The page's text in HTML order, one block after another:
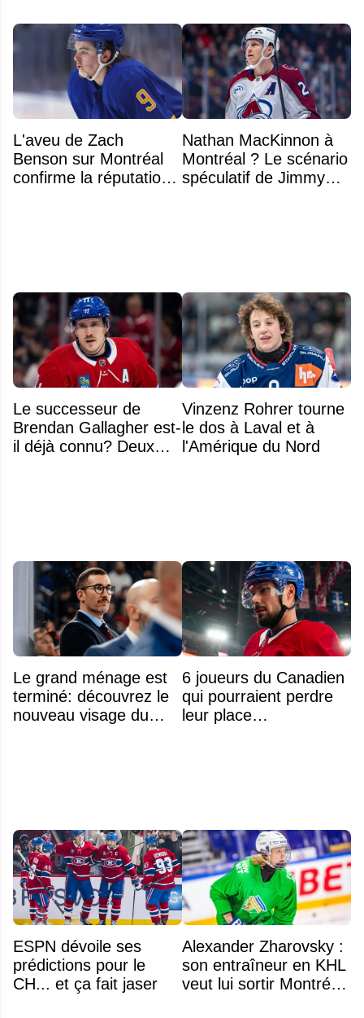
L'aveu de Zach
Benson sur Montréal
confirme la réputation
Nathan MacKinnon à
Montréal ? Le scénario
spéculatif de Jimmy
Le successeur de
Brendan Gallagher est-
il déjà connu? Deux
Vinzenz Rohrer tourne
le dos à Laval et à
l'Amérique du Nord
Le grand ménage est
terminé: découvrez le
nouveau visage du
6 joueurs du Canadien
qui pourraient perdre
leur place
ESPN dévoile ses
prédictions pour le
CH... et ça fait jaser
Alexander Zharovsky :
son entraîneur en KHL
veut lui sortir Montréal